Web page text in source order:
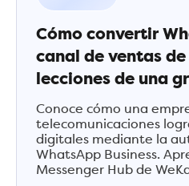
Cómo convertir
canal de ventas
lecciones de una
Conoce cómo una
telecomunicaciones
digitales mediante la
WhatsApp Business.
Messenger Hub de